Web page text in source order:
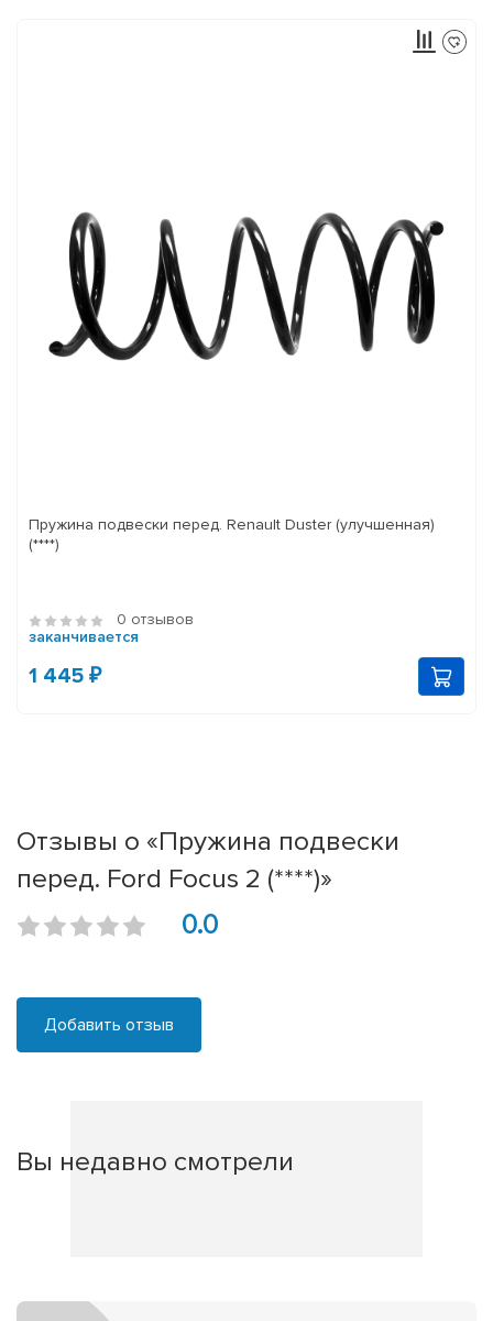
Пружина подвески перед. Renault Duster (улучшенная)
(****)
0 отзывов
заканчивается
1 445 ₽
Отзывы о «Пружина подвески
перед. Ford Focus 2 (****)»
0.0
Добавить отзыв
Вы недавно смотрели